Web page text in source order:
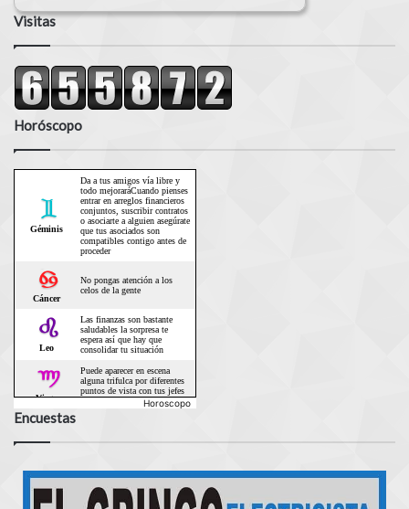
Visitas
Horóscopo
Horoscopo
Encuestas